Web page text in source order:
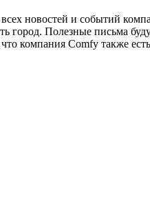
новостей и событий
город. Полезные письма
компания Comfy также